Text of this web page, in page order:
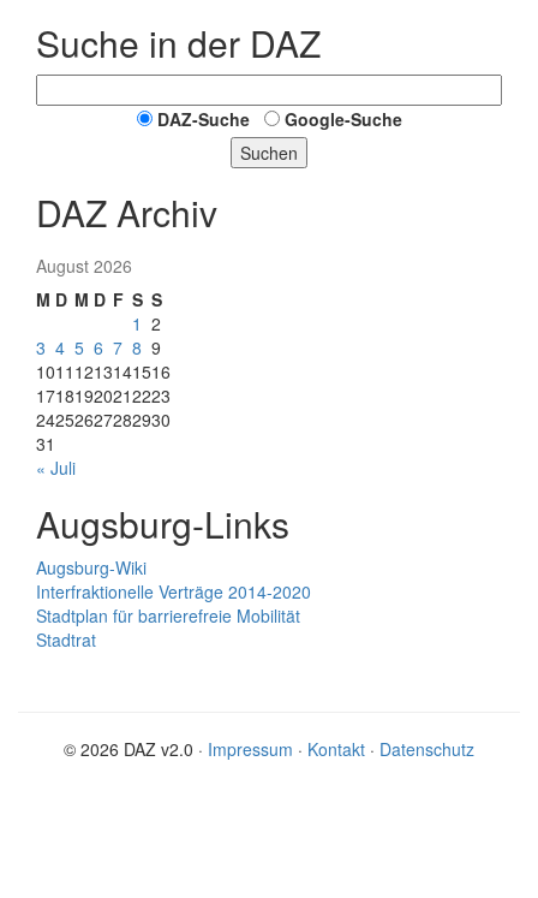
Suche in der DAZ
DAZ-Suche
Google-Suche
Suchen
DAZ Archiv
August 2026
M D M D F S S
1 2
3 4 5 6 7 8 9
1011 1213141516
17181920212223
24252627282930
31
« Juli
Augsburg-Links
Augsburg-Wiki
Interfraktionelle Verträge 2014-2020
Stadtplan für barrierefreie Mobilität
Stadtrat
© 2026 DAZ v2.0 · Impressum · Kontakt · Datenschutz